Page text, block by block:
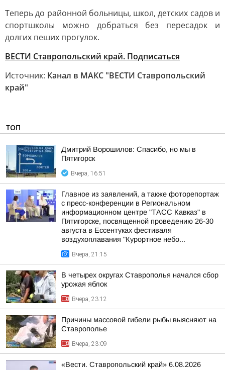
Теперь до районной больницы, школ, детских садов и
спортшколы можно добраться без пересадок и
долгих пеших прогулок.
ВЕСТИ Ставропольский край. Подписаться
Источник: Канал в МАКС "ВЕСТИ Ставропольский
край"
ТОП
Дмитрий Ворошилов: Спасибо, но мы в
Пятигорск
Вчера, 16:51
Главное из заявлений, а также фоторепортаж
с пресс-конференции в Региональном
информационном центре "ТАСС Кавказ" в
Пятигорске, посвященной проведению 26-30
августа в Ессентуках фестиваля
воздухоплавания "Курортное небо...
Вчера, 21:15
В четырех округах Ставрополья начался сбор
урожая яблок
Вчера, 23:12
Причины массовой гибели рыбы выясняют на
Ставрополье
Вчера, 23:09
«Вести. Ставропольский край» 6.08.2026